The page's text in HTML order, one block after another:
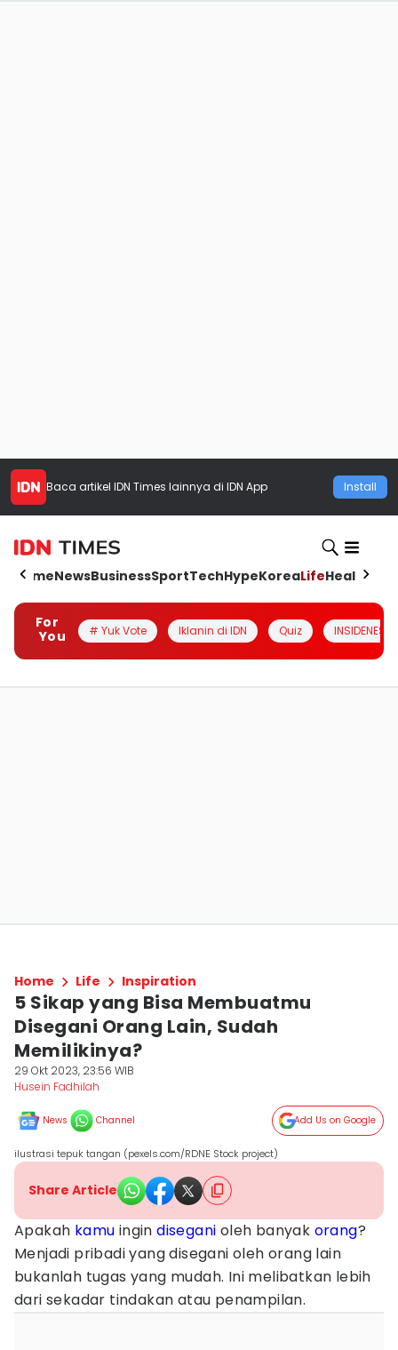
Baca artikel IDN Times lainnya di IDN App Install
HomeNewsBusinessSportTechHypeKoreaLifeHealth
For
You
# Yuk Vote Iklanin di IDN Quiz INSIDENESIA
Home Life Inspiration
5 Sikap yang Bisa Membuatmu
Disegani Orang Lain, Sudah
Memilikinya?
29 Okt 2023, 23:56 WIB
Husein Fadhilah
News Channel Add Us on Google
ilustrasi tepuk tangan (pexels.com/RDNE Stock project)
Share Article
Apakah kamu ingindisegani oleh banyak orang?
Menjadi pribadi yang disegani oleh orang lain
bukanlah tugas yang mudah. Ini melibatkan lebih
dari sekadar tindakan atau penampilan.